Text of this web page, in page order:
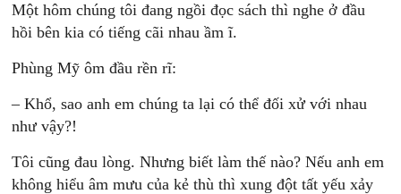
Một hôm chúng tôi đang ngồi đọc sách thì nghe ở đầu
hồi bên kia có tiếng cãi nhau ầm ĩ.
Phùng Mỹ ôm đầu rền rĩ:
– Khổ, sao anh em chúng ta lại có thể đối xử với nhau
như vậy?!
Tôi cũng đau lòng. Nhưng biết làm thế nào? Nếu anh em
không hiểu âm mưu của kẻ thù thì xung đột tất yếu xảy